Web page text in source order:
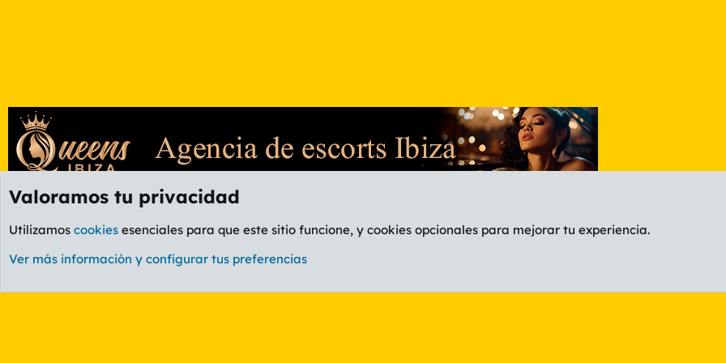
Foro General
Valoramos tu privacidad
Utilizamos cookies esenciales para que este sitio funcione, y cookies opcionales para mejorar tu experiencia.
Ver más información y configurar tus preferencias